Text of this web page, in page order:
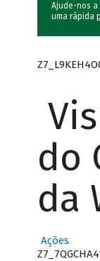
Ajude-nos a
uma rápida
do
da
Ações